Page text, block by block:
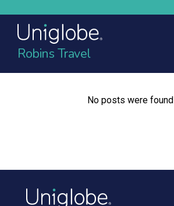
Robins Travel
No posts were found